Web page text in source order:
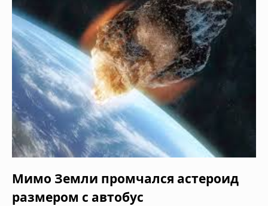
Мимо Земли промчался астероид
размером с автобус